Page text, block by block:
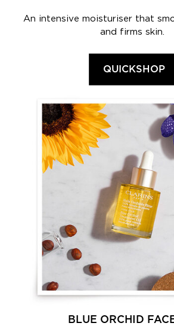
BLUE ORCHID
An intensive moisturiser that
and firms skin.
QUICKSHOP